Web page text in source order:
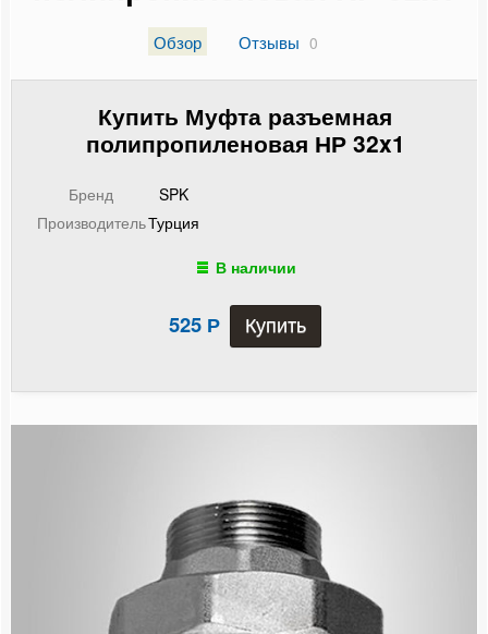
Соединение разъемное
Переходная соединительная муфта
Тройник
Тройник переходной
Тройник с внутренней резьбой
Угольник 45°
Угольник с внутренней резьбой
Угольник с креплением
Краны шаровые
Обзор Отзывы 0
Купить Муфта разъемная
полипропиленовая НР 32x1
Бренд
SPK
ПроизводительТурция
В наличии
525 Р